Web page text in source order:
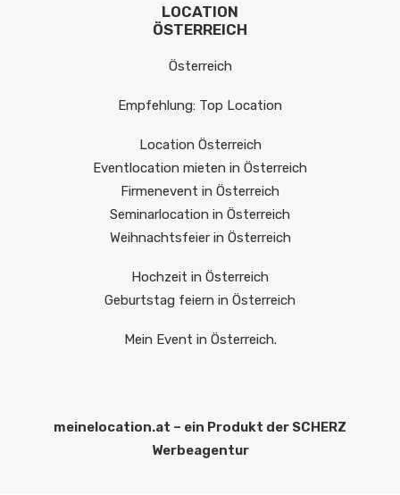
LOCATION
ÖSTERREICH
Österreich
Empfehlung: Top Location
Location Österreich
Eventlocation mieten in Österreich
Firmenevent in Österreich
Seminarlocation in Österreich
Weihnachtsfeier in Österreich
Hochzeit in Österreich
Geburtstag feiern in Österreich
Mein Event in Österreich.
meinelocation.at – ein Produkt der SCHERZ
Werbeagentur